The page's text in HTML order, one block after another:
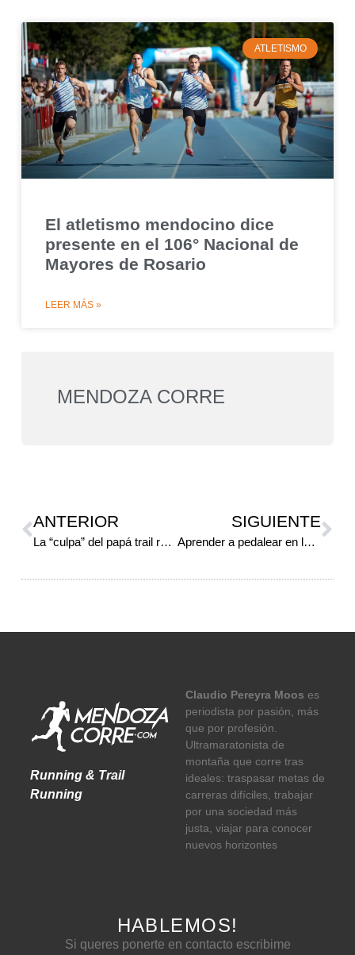
ATLETISMO
El atletismo mendocino dice
presente en el 106° Nacional de
Mayores de Rosario
LEER MÁS »
MENDOZA CORRE
ANTERIOR
La “culpa” del papá trail runner
SIGUIENTE
Aprender a pedalear en la montaña
Running & Trail
Running
Claudio Pereyra Moos es
periodista por pasión, más
que por profesión.
Ultramaratonista de
montaña que corre tras
ideales: traspasar metas de
carreras difíciles, trabajar
por una sociedad más
justa, viajar para conocer
nuevos horizontes
HABLEMOS!
Si queres ponerte en contacto escribime